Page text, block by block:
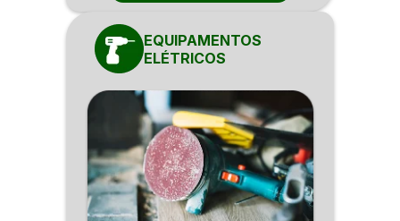
EQUIPAMENTOS
ELÉTRICOS